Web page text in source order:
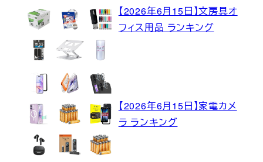
【2026年6月15日】文房具オ
フィス用品 ランキング
【2026年6月15日】家電カメ
ラ ランキング